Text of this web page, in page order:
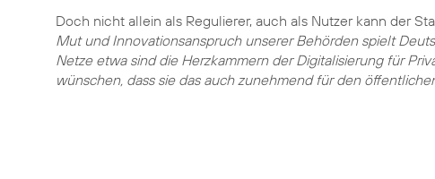
Doch nicht allein als Regulierer, auch als Nutzer kann der
Mut und Innovationsanspruch unserer Behörden spielt
Netze etwa sind die Herzkammern der Digitalisierung für
wünschen, dass sie das auch zunehmend für den